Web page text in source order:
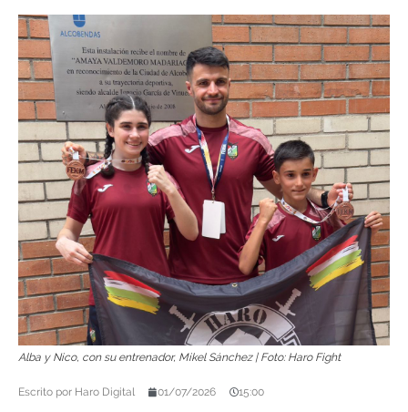
Alba y Nico, con su entrenador, Mikel Sánchez | Foto: Haro Fight
Escrito por Haro Digital 01/07/2026 15:00